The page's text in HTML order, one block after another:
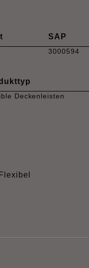
SAP
3000594
Deckenleisten
Flexibel